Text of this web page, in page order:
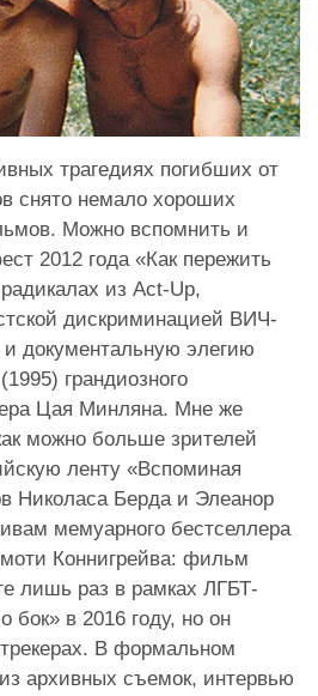
трагедиях погибших от
снято немало хороших
Можно вспомнить и
2012 года «Как пережить
из Act-Up,
дискриминацией ВИЧ-
документальную элегию
грандиозного
Цая Минляна. Мне же
можно больше зрителей
ленту «Вспоминая
Николаса Берда и Элеанор
мемуарного бестселлера
Коннигрейва: фильм
лишь раз в рамках ЛГБТ-
бок» в 2016 году, но он
В формальном
архивных съемок, интервью